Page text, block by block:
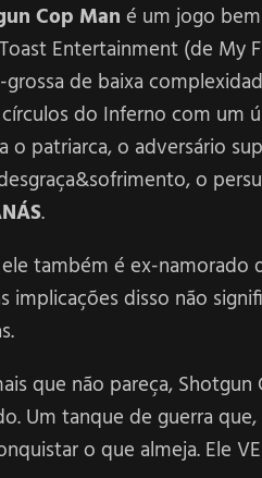
Cop Man é um jogo
Entertainment (de My
grossa de baixa
do Inferno com um
o patriarca, o adversário
o
.
também é ex-namorado
implicações disso não
que não pareça,
Um tanque de guerra
o que almeja. Ele